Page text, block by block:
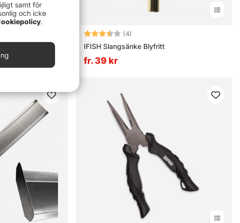
Betyg: (4)
IFISH Slangsänke Blyfritt
fr. 39 kr
samt för
och icke
.